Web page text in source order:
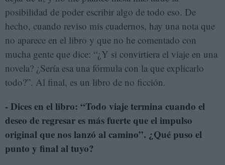
posibilidad de poder escribir algo de todo eso. De
hecho, cuando reviso mis cuadernos, hay una nota que
no aparece en el libro y que no he comentado con
mucha gente que dice: “¿Y si convirtiera el viaje en una
novela? ¿Sería esa una fórmula con la que explicarlo
todo?”. Al final, es un libro de no ficción.
- Dices en el libro: “Todo viaje termina cuando el
deseo de regresar es más fuerte que el impulso
original que nos lanzó al camino”. ¿Qué puso el
punto y final al tuyo?